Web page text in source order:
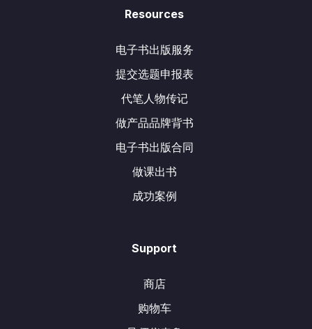
Resources
电子书出版服务
提交选题申报表
代笔人物传记
做产品品牌背书
电子书出版合同
做课出书
成功案例
Support
商店
购物车